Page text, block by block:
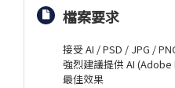
檔案要求
接受 AI / PSD / JPG /
強烈建議提供 AI
最佳效果